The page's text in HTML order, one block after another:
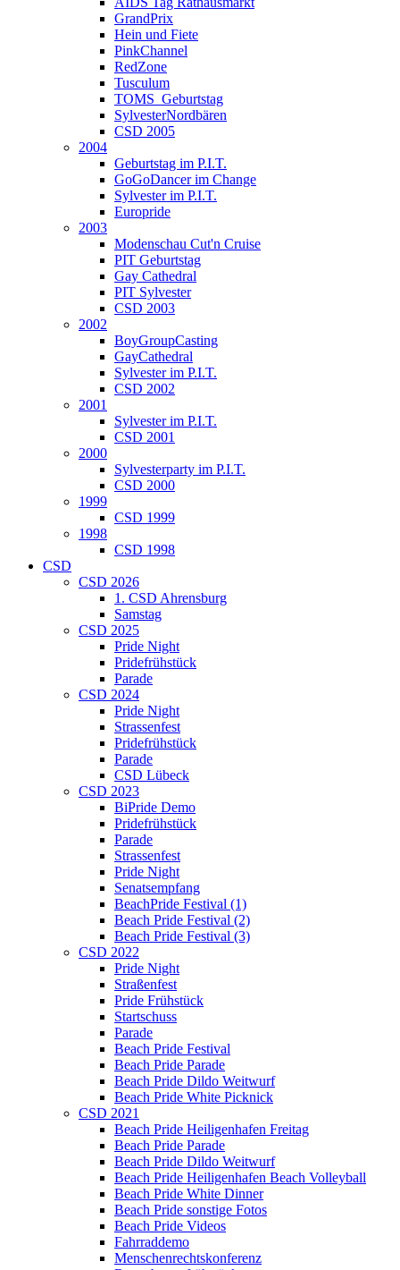
GrandPrix
Hein und Fiete
PinkChannel
RedZone
Tusculum
TOMS_Geburtstag
SylvesterNordbären
CSD 2005
2004
Geburtstag im P.I.T.
GoGoDancer im Change
Sylvester im P.I.T.
Europride
2003
Modenschau Cut'n Cruise
PIT Geburtstag
Gay Cathedral
PIT Sylvester
CSD 2003
2002
BoyGroupCasting
GayCathedral
Sylvester im P.I.T.
CSD 2002
2001
Sylvester im P.I.T.
CSD 2001
2000
Sylvesterparty im P.I.T.
CSD 2000
1999
CSD 1999
1998
CSD 1998
CSD
CSD 2026
1. CSD Ahrensburg
Samstag
CSD 2025
Pride Night
Pridefrühstück
Parade
CSD 2024
Pride Night
Strassenfest
Pridefrühstück
Parade
CSD Lübeck
CSD 2023
BiPride Demo
Pridefrühstück
Parade
Strassenfest
Pride Night
Senatsempfang
BeachPride Festival (1)
Beach Pride Festival (2)
Beach Pride Festival (3)
CSD 2022
Pride Night
Straßenfest
Pride Frühstück
Startschuss
Parade
Beach Pride Festival
Beach Pride Parade
Beach Pride Dildo Weitwurf
Beach Pride White Picknick
CSD 2021
Beach Pride Heiligenhafen Freitag
Beach Pride Parade
Beach Pride Dildo Weitwurf
Beach Pride Heiligenhafen Beach Volleyball
Beach Pride White Dinner
Beach Pride sonstige Fotos
Beach Pride Videos
Fahrraddemo
Menschenrechtskonferenz